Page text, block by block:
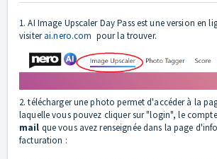
1. AI Image Upscaler Day Pass est une version en
visiterai.nero.com pour la trouver.
2. télécharger une photo permet d'accéder à la
laquelle vous pouvez cliquer sur "login", le
mail que vous avez renseignée dans la page
facturation :